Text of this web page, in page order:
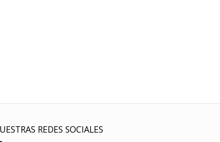
REDES SOCIALES